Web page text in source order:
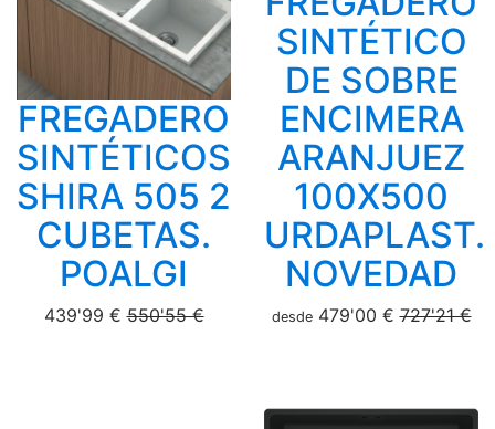
FREGADERO
SINTÉTICOS
SHIRA 505 2
CUBETAS.
POALGI
439'99 €550'55 €
SINTÉTICO
DE SOBRE
ENCIMERA
ARANJUEZ
100X500
URDAPLAST.
NOVEDAD
desde479'00 €727'21 €